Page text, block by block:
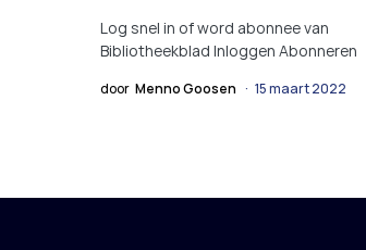
Log snel in of word abonnee van
Bibliotheekblad Inloggen Abonneren
door Menno Goosen 15 maart 2022